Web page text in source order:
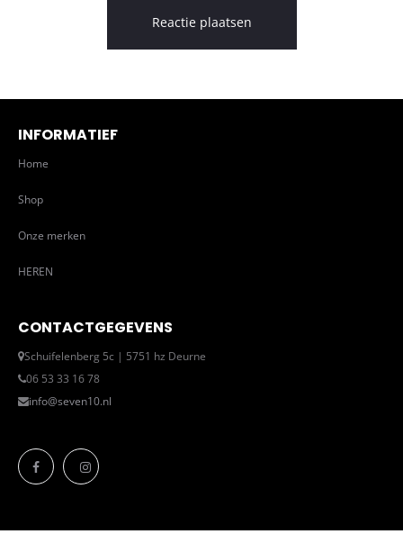
INFORMATIEF
Home
Shop
Onze merken
HEREN
CONTACTGEGEVENS
Schuifelenberg 5c | 5751 hz Deurne
06 53 33 16 78
info@seven10.nl